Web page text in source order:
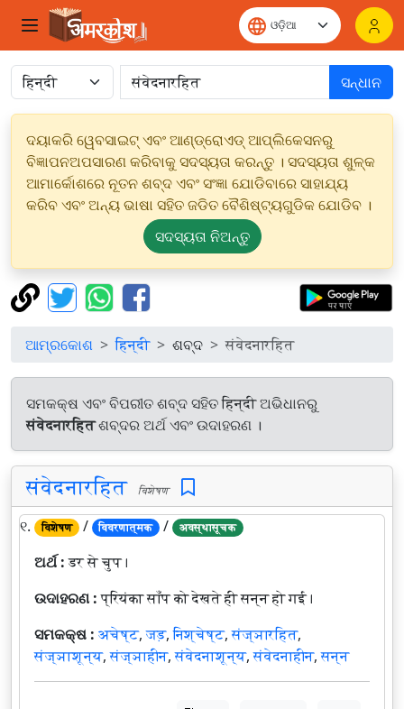
ସନ୍ଧାନ
ଦୟାକରି ୱେବସାଇଟ୍ ଏବଂ ଆଣ୍ଡ୍ରୋଏଡ୍ ଆପ୍ଲିକେସନରୁ
ବିଜ୍ଞାପନଅପସାରଣ କରିବାକୁ ସଦସ୍ୟତା କରନ୍ତୁ । ସଦସ୍ୟତା ଶୁଳ୍କ
ଆମାର୍କୋଶରେ ନୂତନ ଶବ୍ଦ ଏବଂ ସଂଜ୍ଞା ଯୋଡିବାରେ ସାହାଯ୍ୟ
କରିବ ଏବଂ ଅନ୍ୟ ଭାଷା ସହିତ ଜଡିତ ବୈଶିଷ୍ଟ୍ୟଗୁଡିକ ଯୋଡିବ ।
ସଦସ୍ୟତା ନିଅନ୍ତୁ
ଆମ୍ରକୋଶ हिन्दी ଶବ୍ଦ संवेदनारहित
ସମକକ୍ଷ ଏବଂ ବିପରୀତ ଶବ୍ଦ ସହିତ हिन्दी ଅଭିଧାନରୁ
संवेदनारहितଶବ୍ଦର ଅର୍ଥ ଏବଂ ଉଦାହରଣ ।
संवेदनारहित विशेषण
୧. विशेषण / विवरणात्मक / अवस्थासूचक
ଅର୍ଥ :डर से चुप।
ଉଦାହରଣ :प्रियंका साँप को देखते ही सन्न हो गई।
ସମକକ୍ଷ : अचेष्ट,जड़,निश्चेष्ट,संज्ञारहित,
संज्ञाशून्य,संज्ञाहीन,संवेदनाशून्य,संवेदनाहीन,सन्न